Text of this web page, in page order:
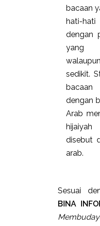
bacaan
hati-
dengan
yang
sedikit.
dengan
Arab
disebut
arab.
Sesuai
BINA